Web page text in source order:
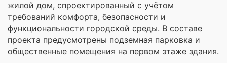
жилой дом, спроектированный с учётом
требований комфорта, безопасности и
функциональности городской среды. В составе
проекта предусмотрены подземная парковка и
общественные помещения на первом этаже здания.